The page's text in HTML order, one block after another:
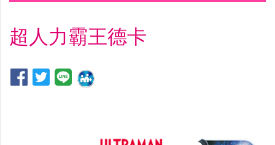
超人力霸王德卡